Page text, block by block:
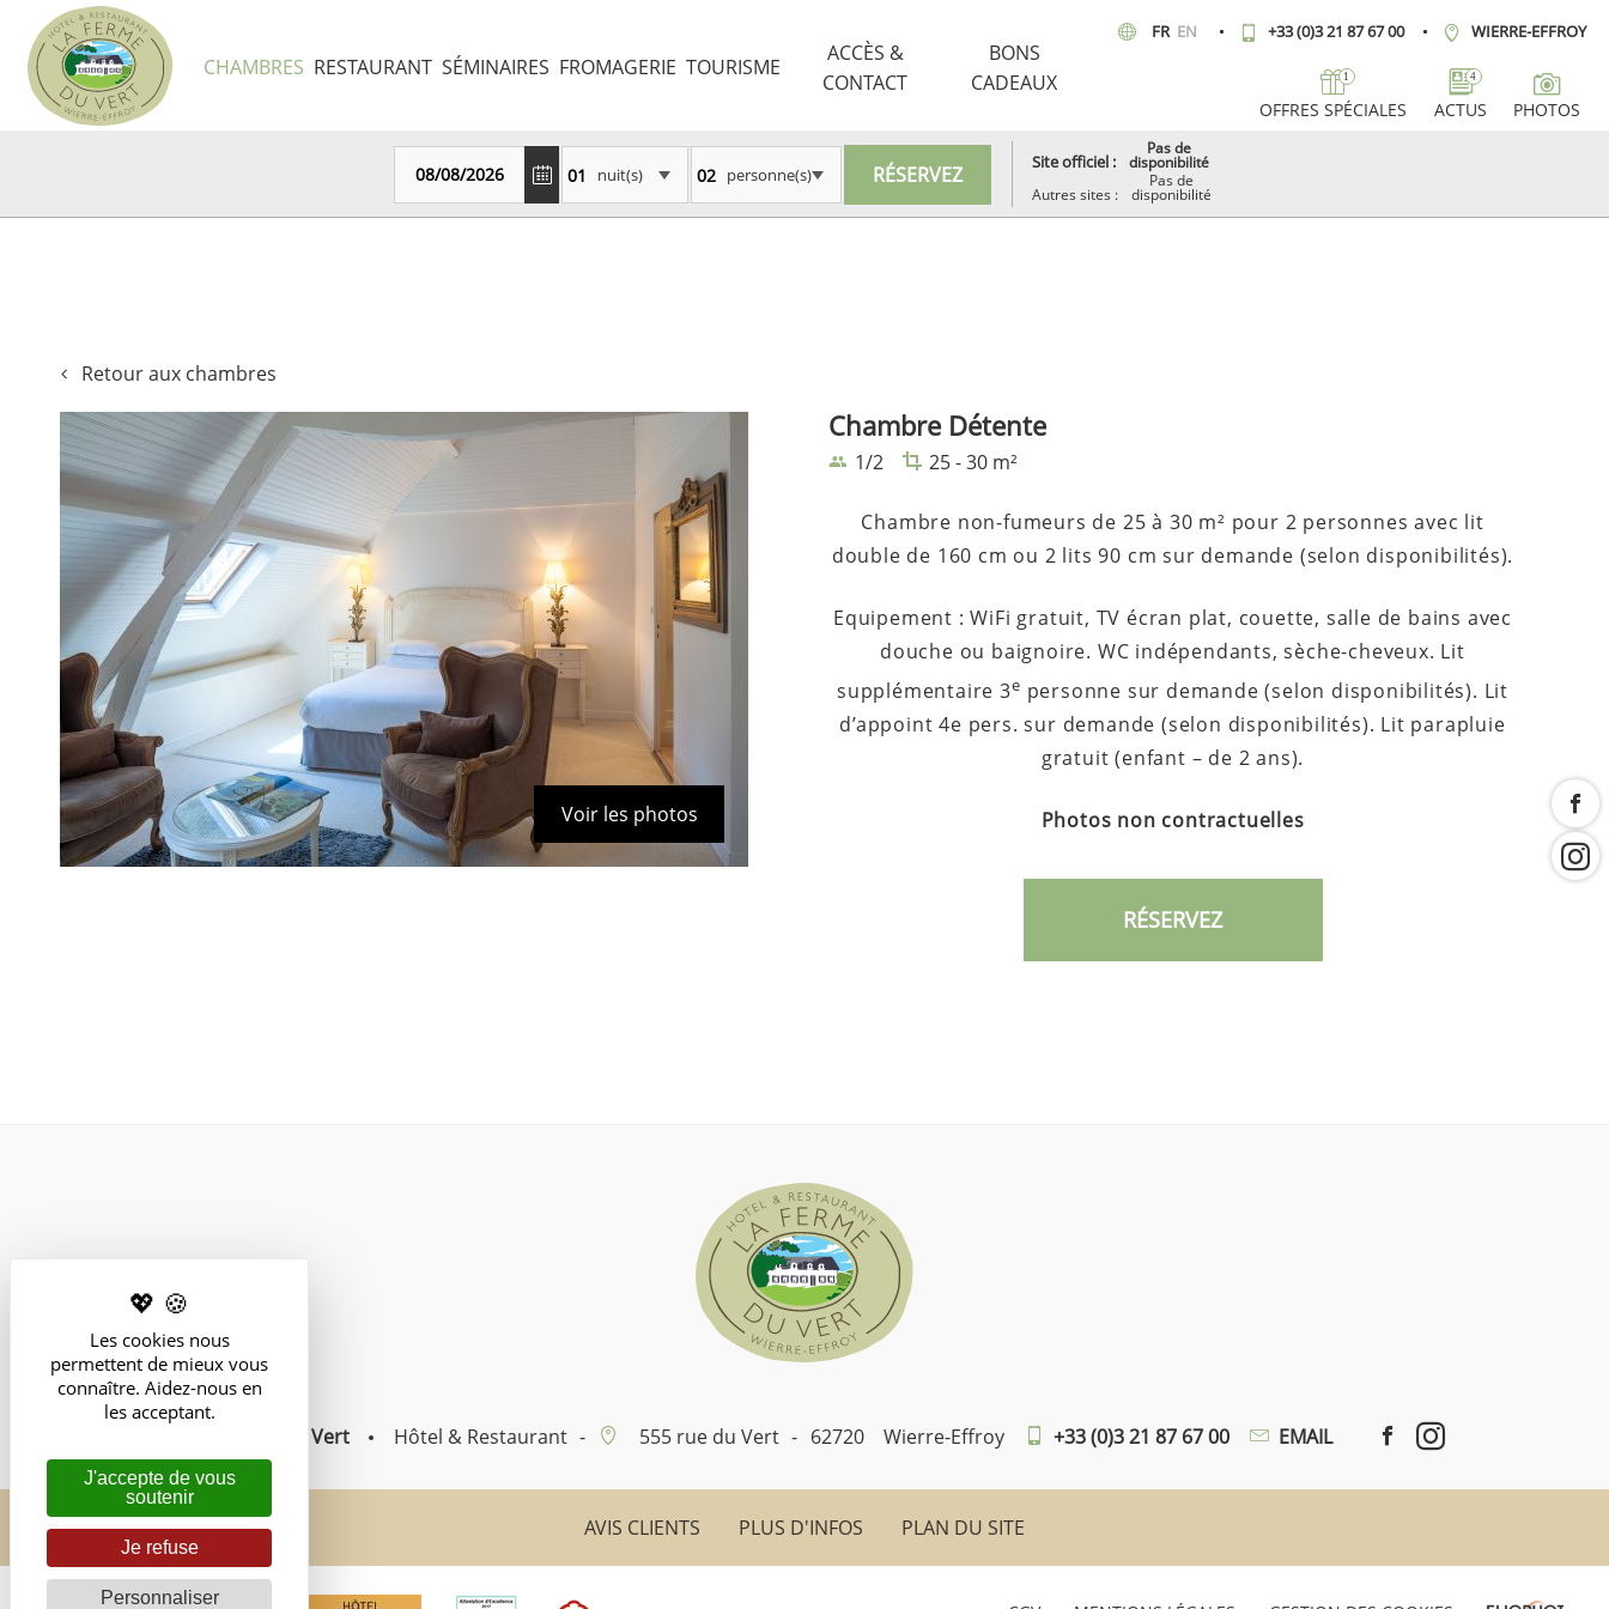
CHAMBRES RESTAURANT SÉMINAIRES FROMAGERIE TOURISME
ACCÈS &
CONTACT
BONS
CADEAUX
1
OFFRES SPÉCIALES
4
ACTUS PHOTOS
nuit(s) personne(s)
Site officiel :
Pas de
disponibilité
Autres sites :
Pas de
disponibilité
FR EN +33 (0)3 21 87 67 00 WIERRE-EFFROY
Retour aux chambres
Voir les photos
Chambre Détente
1/2 25 - 30 m²
Chambre non-fumeurs de 25 à 30 m² pour 2 personnes avec lit
double de 160 cm ou 2 lits 90 cm sur demande (selon disponibilités).
Equipement : WiFi gratuit, TV écran plat, couette, salle de bains avec
douche ou baignoire. WC indépendants, sèche-cheveux. Lit
supplémentaire 3e personne sur demande (selon disponibilités). Lit
d’appoint 4e pers. sur demande (selon disponibilités). Lit parapluie
gratuit (enfant – de 2 ans).
Photos non contractuelles
RÉSERVEZ
La Ferme du Vert Hôtel & Restaurant - 555 rue du Vert - 62720 Wierre-Effroy +33 (0)3 21 87 67 00 EMAIL
AVIS CLIENTS PLUS D'INFOS PLAN DU SITE
Panneau de gestion des cookies
Les cookies nous
permettent de mieux vous
connaître. Aidez-nous en
les acceptant.
J'accepte de vous
soutenir
Je refuse
Personnaliser